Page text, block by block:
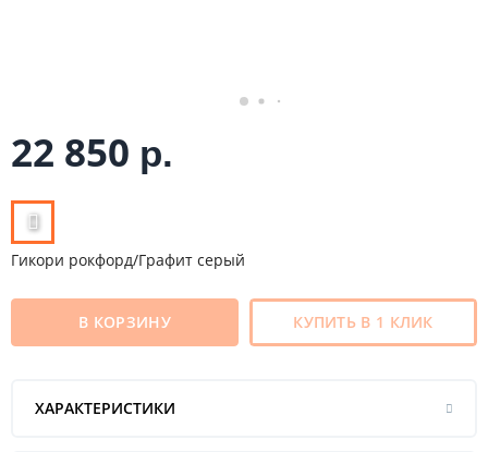
22 850 р.
Гикори рокфорд/Графит серый
В КОРЗИНУ КУПИТЬ В 1 КЛИК
ХАРАКТЕРИСТИКИ